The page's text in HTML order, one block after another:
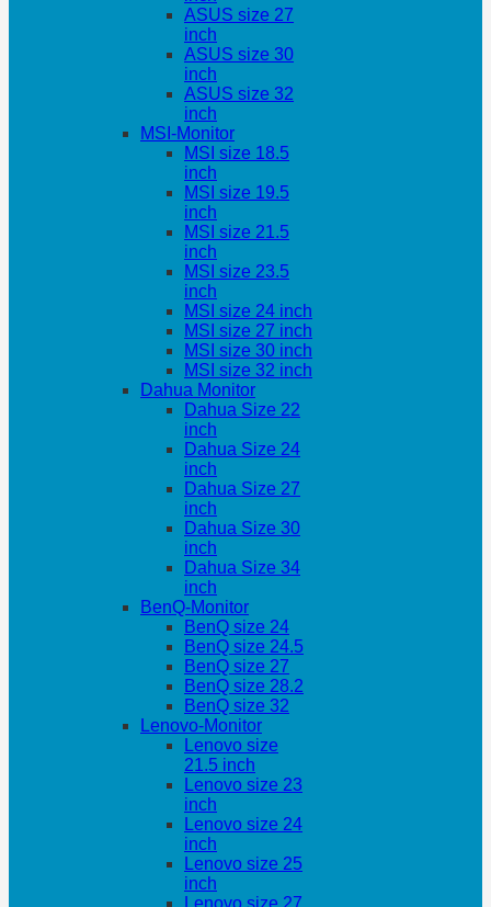
ASUS size 27
inch
ASUS size 30
inch
ASUS size 32
inch
MSI-Monitor
MSI size 18.5
inch
MSI size 19.5
inch
MSI size 21.5
inch
MSI size 23.5
inch
MSI size 24 inch
MSI size 27 inch
MSI size 30 inch
MSI size 32 inch
Dahua Monitor
Dahua Size 22
inch
Dahua Size 24
inch
Dahua Size 27
inch
Dahua Size 30
inch
Dahua Size 34
inch
BenQ-Monitor
BenQ size 24
BenQ size 24.5
BenQ size 27
BenQ size 28.2
BenQ size 32
Lenovo-Monitor
Lenovo size
21.5 inch
Lenovo size 23
inch
Lenovo size 24
inch
Lenovo size 25
inch
Lenovo size 27